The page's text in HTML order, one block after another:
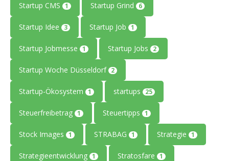
Startup CMS 1 Startup Grind 6
Startup Idee 3 Startup Job 1
Startup Jobmesse 1 Startup Jobs 2
Startup Woche Düsseldorf 2
Startup-Ökosystem 1 startups 25
Steuerfreibetrag 1 Steuertipps 1
Stock Images 1 STRABAG 1 Strategie 1
Strategieentwicklung 1 Stratosfare 1